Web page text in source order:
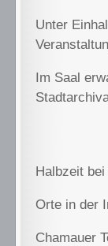
Unter
Im Saal
Halbzeit
Orte in der
Chamauer